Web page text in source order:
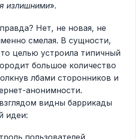
излишними».
Нет, не новая, не
смелая. В сущности,
целью устроила типичный
большое количество
лбами сторонников и
анонимности.
видны баррикады
идеи:
пользователей